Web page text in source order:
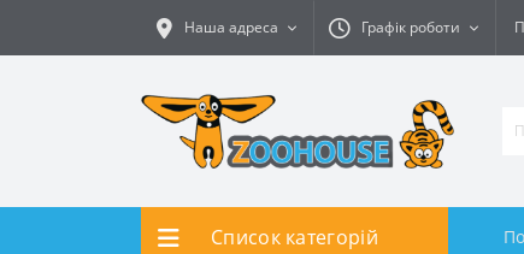
Наша адреса Графік роботи
Список категорій